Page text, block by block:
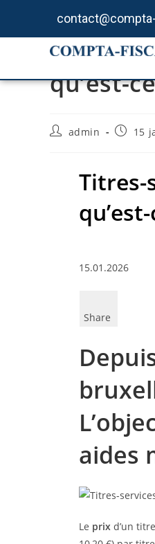
Titres-
qu’est-
admin 15
Titres-
15.01.2026
Share
aides
Le prix d’un